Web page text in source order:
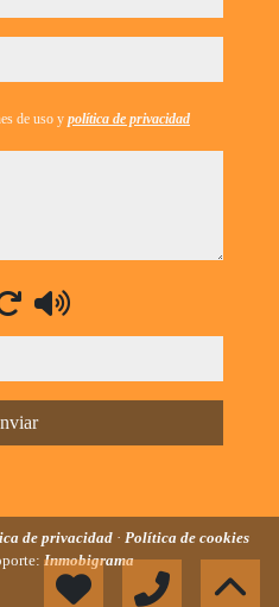
de uso y política de privacidad
de privacidad · Política de cookies
Inmobigrama